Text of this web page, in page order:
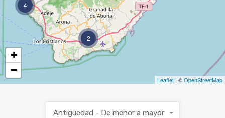
4
2
+
−
Leaflet | ©OpenStreetMap
Antigüedad - De menor a mayor